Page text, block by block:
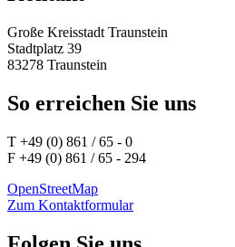
Große Kreisstadt Traunstein
Stadtplatz 39
83278 Traunstein
So erreichen Sie uns
T +49 (0) 861 / 65 - 0
F +49 (0) 861 / 65 - 294
OpenStreetMap
Zum Kontaktformular